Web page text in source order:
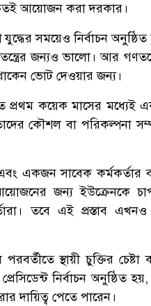
দ্রুতই আয়োজন করা দরকার।
সময়েও নির্বাচন
জন্যও ভালো। আর
ভোট দেওয়ার জন্য।
প্রথম কয়েক মাসের মধ্যেই
কৌশল বা পরিকল্পনা
একজন সাবেক কর্মকর্তার
জন্য ইউক্রেনকে
তবে এই প্রস্তাব এখনও
স্থায়ী চুক্তির
নির্বাচন অনুষ্ঠিত হয়,
দায়িত্ব পেতে পারেন।